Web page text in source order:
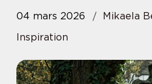
04 mars 2026
Mikaela
Inspiration